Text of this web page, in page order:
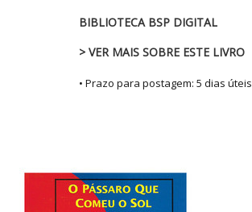
BIBLIOTECA BSP DIGITAL
> VER MAIS SOBRE ESTE LIVRO
• Prazo para postagem: 5 dias úteis